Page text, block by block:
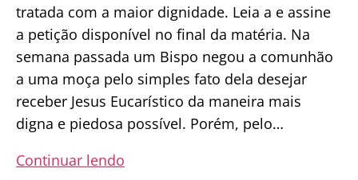
tratada com a maior dignidade. Leia a e assine
a petição disponível no final da matéria. Na
semana passada um Bispo negou a comunhão
a uma moça pelo simples fato dela desejar
receber Jesus Eucarístico da maneira mais
digna e piedosa possível. Porém, pelo…
Continuar lendo